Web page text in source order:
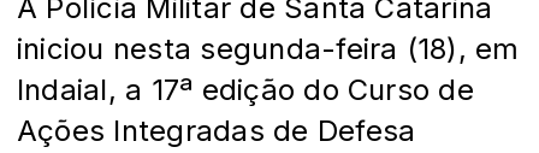
A Polícia Militar de Santa Catarina
iniciou nesta segunda-feira (18), em
Indaial, a 17ª edição do Curso de
Ações Integradas de Defesa